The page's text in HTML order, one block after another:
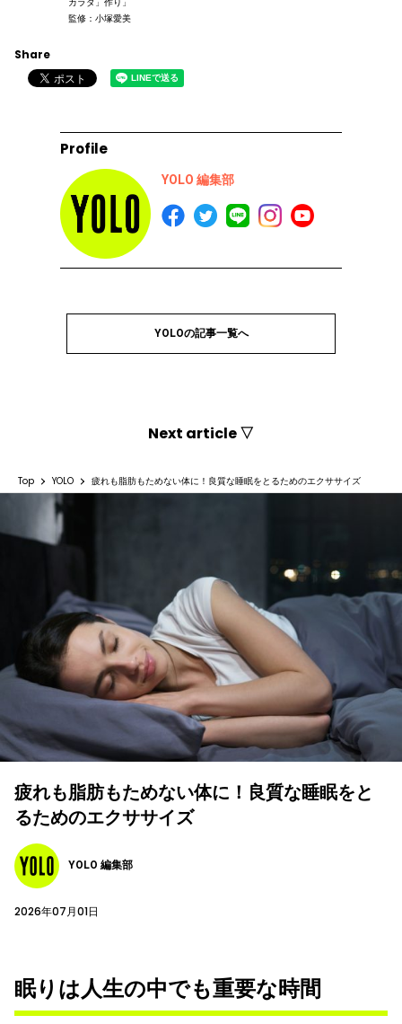
カラダ」作り」
監修：小塚愛美
Share
Profile
YOLO 編集部
YOLOの記事一覧へ
Next article ▽
Top YOLO 疲れも脂肪もためない体に！良質な睡眠をとるためのエクササイズ
疲れも脂肪もためない体に！良質な睡眠をと
るためのエクササイズ
YOLO 編集部
2026年07月01日
眠りは人生の中でも重要な時間